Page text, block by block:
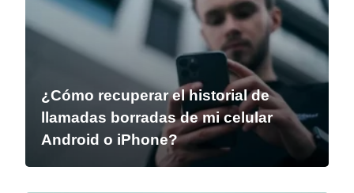
¿Cómo recuperar el historial de
llamadas borradas de mi celular
Android o iPhone?